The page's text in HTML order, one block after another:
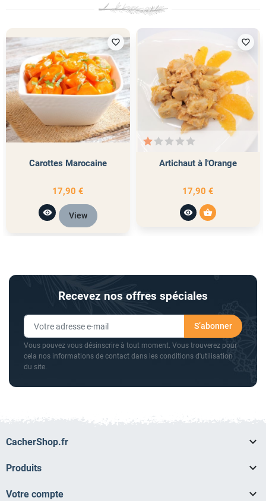
favorite_border
Carottes Marocaine
17,90 €
visibility View
favorite_border
Artichaut à l'Orange
17,90 €
visibility shopping_basket
Recevez nos offres spéciales
Vous pouvez vous désinscrire à tout moment. Vous trouverez pour
cela nos informations de contact dans les conditions d'utilisation
du site.
CacherShop.fr 
Produits 
Votre compte 